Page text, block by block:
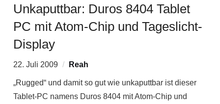
Unkaputtbar: Duros 8404 Tablet
PC mit Atom-Chip und Tageslicht-
Display
22. Juli 2009 Reah
„Rugged“ und damit so gut wie unkaputtbar ist dieser
Tablet-PC namens Duros 8404 mit Atom-Chip und